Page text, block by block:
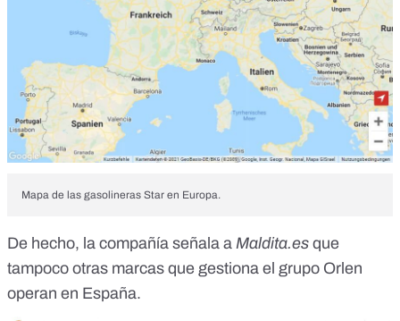
Mapa de las gasolineras Star en Europa.
De hecho, la compañía señala a Maldita.es que
tampoco otras marcas que gestiona el grupo Orlen
operan en España.